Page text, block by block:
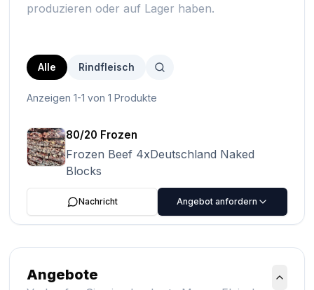
produzieren oder auf Lager haben.
Alle Rindfleisch
Anzeigen 1-1 von 1 Produkte
80/20 Frozen
Frozen Beef 4xDeutschland Naked
Blocks
Nachricht Angebot anfordern
Angebote